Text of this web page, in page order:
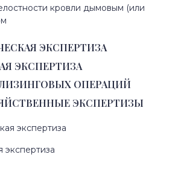
кровли дымовым (или
ЭКСПЕРТИЗА
ЭКСПЕРТИЗА
ОПЕРАЦИЙ
ЭКСПЕРТИЗЫ
экспертиза
экспертиза